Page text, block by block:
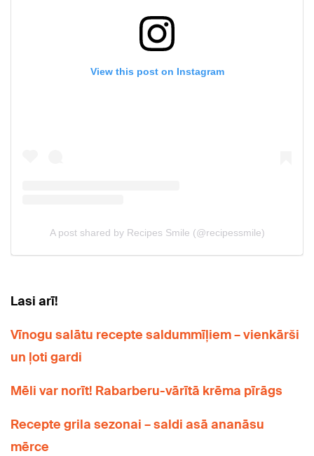
Lasi arī!
Vīnogu salātu recepte saldummīļiem – vienkārši
un ļoti gardi
Mēli var norīt! Rabarberu-vārītā krēma pīrāgs
Recepte grila sezonai – saldi asā ananāsu
mērce